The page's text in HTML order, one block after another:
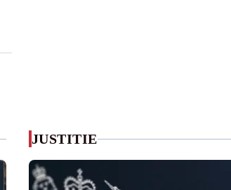
JUSTITIE